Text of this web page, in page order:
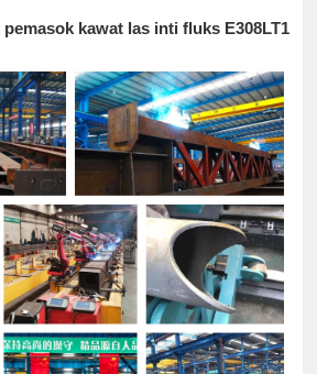
kawat las inti fluks E308LT1